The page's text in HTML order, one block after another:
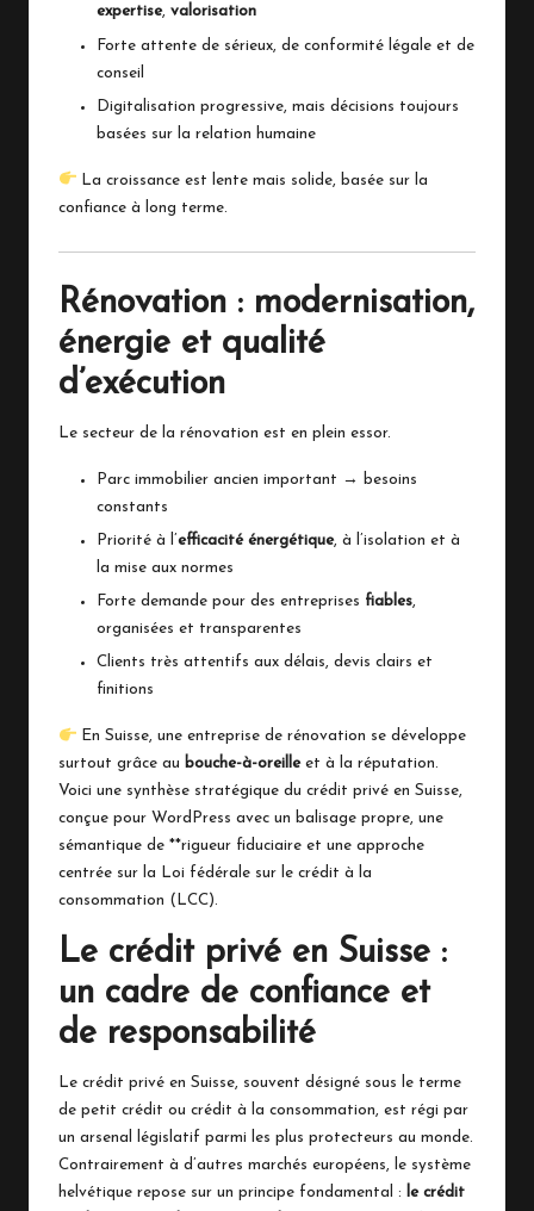
expertise, valorisation
Forte attente de sérieux, de conformité légale et de
conseil
Digitalisation progressive, mais décisions toujours
basées sur la relation humaine
La croissance est lente mais solide, basée sur la
confiance à long terme.
Rénovation : modernisation,
énergie et qualité
d’exécution
Le secteur de la rénovation est en plein essor.
Parc immobilier ancien important → besoins
constants
Priorité à l’efficacité énergétique, à l’isolation et à
la mise aux normes
Forte demande pour des entreprises fiables,
organisées et transparentes
Clients très attentifs aux délais, devis clairs et
finitions
En Suisse, une entreprise de rénovation se développe
surtout grâce au bouche-à-oreilleet à la réputation.
Voici une synthèse stratégique du crédit privé en Suisse,
conçue pour WordPress avec un balisage propre, une
sémantique de **rigueur fiduciaire et une approche
centrée sur la Loi fédérale sur le crédit à la
consommation (LCC).
Le crédit privé en Suisse :
un cadre de confiance et
de responsabilité
Le crédit privé en Suisse, souvent désigné sous le terme
de petit crédit ou crédit à la consommation, est régi par
un arsenal législatif parmi les plus protecteurs au monde.
Contrairement à d’autres marchés européens, le système
helvétique repose sur un principe fondamental :
le crédit